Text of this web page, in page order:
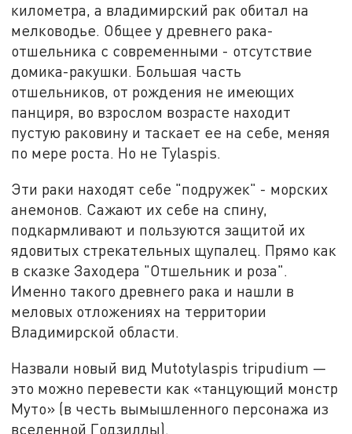
километра, а владимирский рак обитал на
мелководье. Общее у древнего рака-
отшельника с современными - отсутствие
домика-ракушки. Большая часть
отшельников, от рождения не имеющих
панциря, во взрослом возрасте находит
пустую раковину и таскает ее на себе, меняя
по мере роста. Но не Tylaspis.
Эти раки находят себе "подружек" - морских
анемонов. Сажают их себе на спину,
подкармливают и пользуются защитой их
ядовитых стрекательных щупалец. Прямо как
в сказке Заходера "Отшельник и роза".
Именно такого древнего рака и нашли в
меловых отложениях на территории
Владимирской области.
Назвали новый вид Mutotylaspis tripudium —
это можно перевести как «танцующий монстр
Муто» (в честь вымышленного персонажа из
вселенной Годзиллы).